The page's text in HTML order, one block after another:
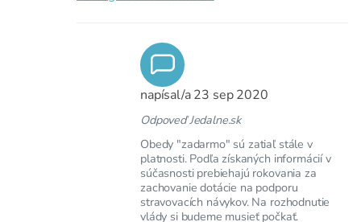
napísal/a23 sep 2020
Odpoveď Jedalne.sk
Obedy "zadarmo" sú zatiaľ stále v
platnosti. Podľa získaných informácií v
súčasnosti prebiehajú rokovania za
zachovanie dotácie na podporu
stravovacích návykov. Na rozhodnutie
vlády si budeme musieť počkať.